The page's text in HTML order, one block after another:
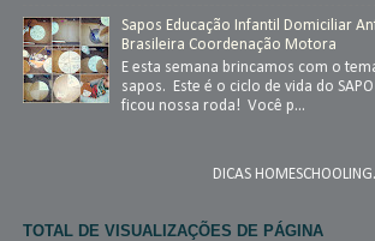
Sapos Educação Infantil Domiciliar
Brasileira Coordenação Motora
E esta semana brincamos com o
sapos. Este é o ciclo de vida do
ficou nossa roda! Você p...
DICAS
TOTAL DE VISUALIZAÇÕES DE PÁGINA